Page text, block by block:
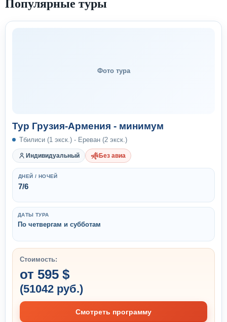
Популярные туры
Фото тура
Тур Грузия-Армения - минимум
Тбилиси (1 экск.) - Ереван (2 экск.)
Индивидуальный Без авиа
ДНЕЙ / НОЧЕЙ
7/6
ДАТЫ ТУРА
По четвергам и субботам
Стоимость:
от 595 $
(51042 руб.)
Смотреть программу